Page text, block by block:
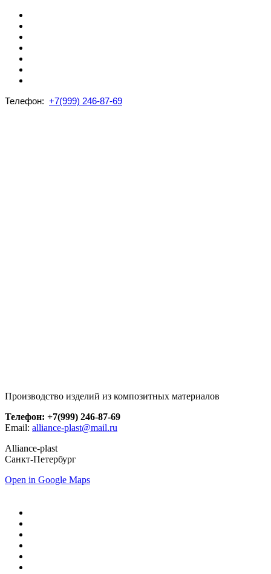
Телефон: +7(999) 246-87-69
Производство изделий из композитных материалов
Телефон: +7(999) 246-87-69
Email: alliance-plast@mail.ru
Alliance-plast
Санкт-Петербург
Open in Google Maps